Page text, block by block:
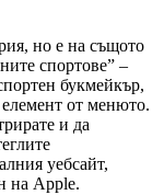
но е на същото
спортове” –
букмейкър,
елемент от менюто.
и да
уебсайт,
на Apple.